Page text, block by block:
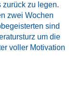
zurück zu legen.
zwei Wochen
sind
um die
voller Motivation